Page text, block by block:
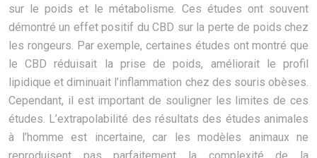
sur le poids et le métabolisme. Ces études ont souvent
démontré un effet positif du CBD sur la perte de poids chez
les rongeurs. Par exemple, certaines études ont montré que
le CBD réduisait la prise de poids, améliorait le profil
lipidique et diminuait l’inflammation chez des souris obèses.
Cependant, il est important de souligner les limites de ces
études. L’extrapolabilité des résultats des études animales
à l’homme est incertaine, car les modèles animaux ne
reproduisent pas parfaitement la complexité de la